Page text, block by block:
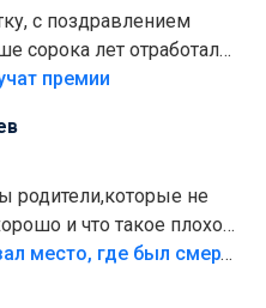
с поздравлением
сорока лет отработали
премии
родители,которые не
и что такое плохо!
безумия,есть же
«Попал на пику»: СК показал место, где был смертельно травмирован ребенок в Тольятти